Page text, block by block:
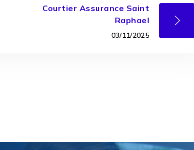
Courtier Assurance Saint
Raphael
03/11/2025